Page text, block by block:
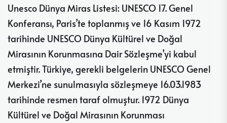
Unesco Dünya Miras Listesi: UNESCO 17. Genel
Konferansı, Paris’te toplanmış ve 16 Kasım 1972
tarihinde UNESCO Dünya Kültürel ve Doğal
Mirasının Korunmasına Dair Sözleşme’yi kabul
etmiştir. Türkiye, gerekli belgelerin UNESCO Genel
Merkezi’ne sunulmasıyla sözleşmeye 16.03.1983
tarihinde resmen taraf olmuştur. 1972 Dünya
Kültürel ve Doğal Mirasının Korunması